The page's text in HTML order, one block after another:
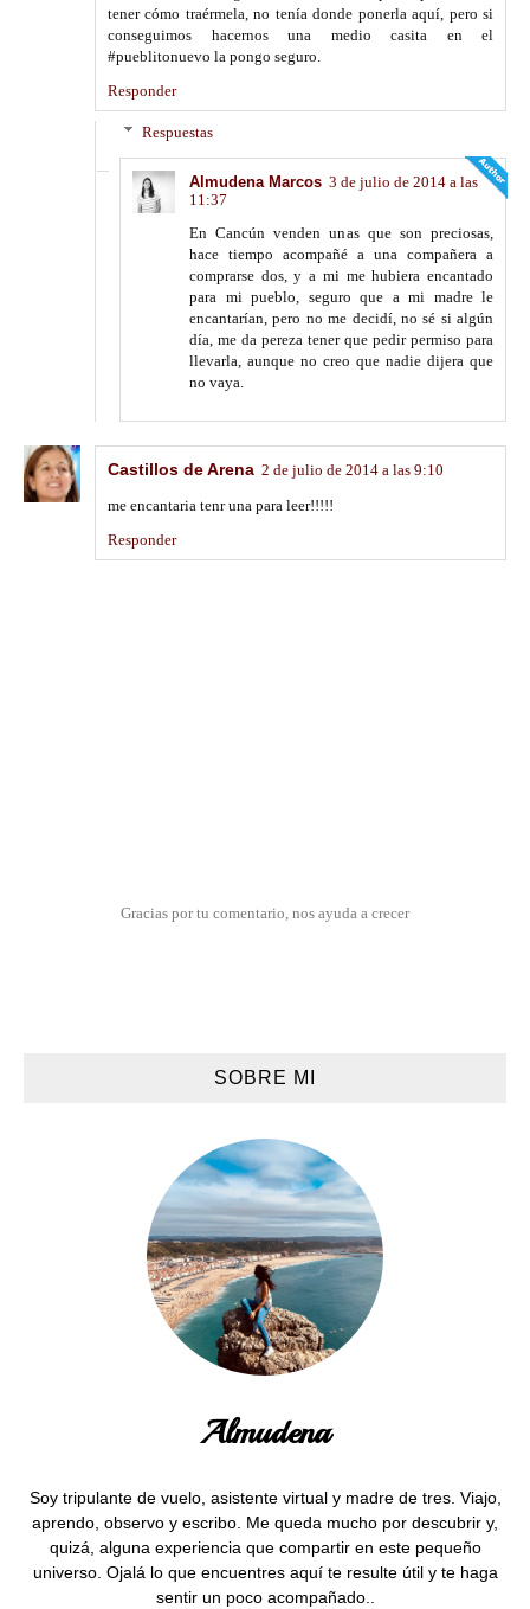
tener cómo traérmela, no tenía donde ponerla aquí, pero si
conseguimos hacernos una medio casita en el
#pueblitonuevo la pongo seguro.
Responder
Respuestas
Almudena Marcos 3 de julio de 2014 a las
11:37
En Cancún venden unas que son preciosas,
hace tiempo acompañé a una compañera a
comprarse dos, y a mi me hubiera encantado
para mi pueblo, seguro que a mi madre le
encantarían, pero no me decidí, no sé si algún
día, me da pereza tener que pedir permiso para
llevarla, aunque no creo que nadie dijera que
no vaya.
Castillos de Arena 2 de julio de 2014 a las 9:10
me encantaria tenr una para leer!!!!!
Responder
Gracias por tu comentario, nos ayuda a crecer
SOBRE MI
Almudena
Soy tripulante de vuelo, asistente virtual y madre de tres. Viajo,
aprendo, observo y escribo. Me queda mucho por descubrir y,
quizá, alguna experiencia que compartir en este pequeño
universo. Ojalá lo que encuentres aquí te resulte útil y te haga
sentir un poco acompañado..